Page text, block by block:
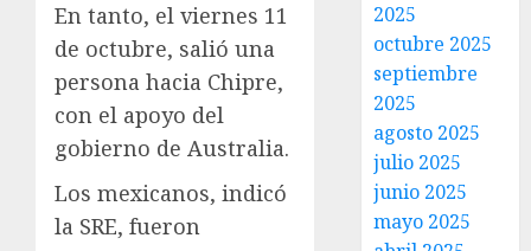
En tanto, el viernes 11
de octubre, salió una
persona hacia Chipre,
con el apoyo del
gobierno de Australia.
Los mexicanos, indicó
la SRE, fueron
2025
octubre 2025
septiembre
2025
agosto 2025
julio 2025
junio 2025
mayo 2025